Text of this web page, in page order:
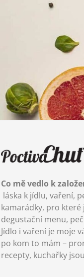
Co mě vedlo k
láska k jídlu, vaření,
kamarádky, pro
degustační menu,
Jídlo i vaření je moje
po kom to mám –
recepty, kuchařky